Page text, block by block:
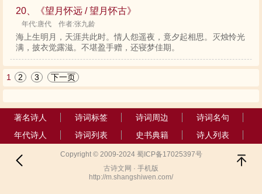
20、《望月怀远 / 望月怀古》
年代:唐代 作者:张九龄
海上生明月，天涯共此时。情人怨遥夜，竟夕起相思。灭烛怜光
满，披衣觉露滋。不堪盈手赠，还寝梦佳期。
1 2 3 下一页
著名诗人 诗词标签 诗词周边
诗词名句
年代诗人
诗词列表 史书典籍 诗人列表
Copyright © 2009-2024 蜀ICP备17025397号
古诗文网 · 手机版
http://m.shangshiwen.com/